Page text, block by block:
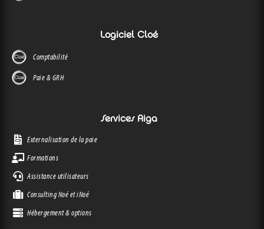
Logiciel Cloé
Comptabilité
Paie & GRH
Services Aiga
Externalisation de la paie
Formations
Assistance utilisateurs
Consulting Noé et iNoé
Hébergement & options